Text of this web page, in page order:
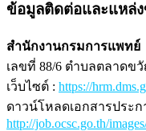
ข้อมูลติดต่อและแหล่ง
สำนักงานกรมการแพทย์
เลขที่ 88/6 ตำบลตลาดข
เว็บไซต์ : https://
ดาวน์โหลดเอกสารประ
http://job.ocsc.go.th/